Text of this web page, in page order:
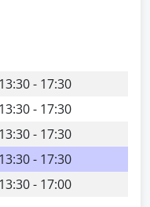
- 17:30
- 17:30
- 17:30
- 17:30
- 17:00